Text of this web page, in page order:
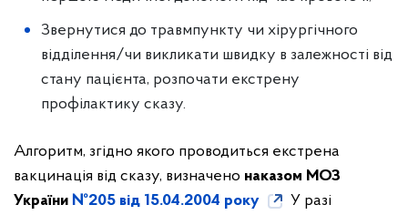
Звернутися до травмпункту чи хірургічного
відділення/чи викликати швидку в залежності від
стану пацієнта, розпочати екстрену
профілактику сказу.
Алгоритм, згідно якого проводиться екстрена
вакцинація від сказу, визначено наказом МОЗ
України №205 від 15.04.2004 року
У разі